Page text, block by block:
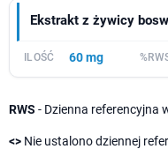
Ekstrakt z żywicy
60 mg
RWS - Dzienna referencyjna
<> Nie ustalono dziennej